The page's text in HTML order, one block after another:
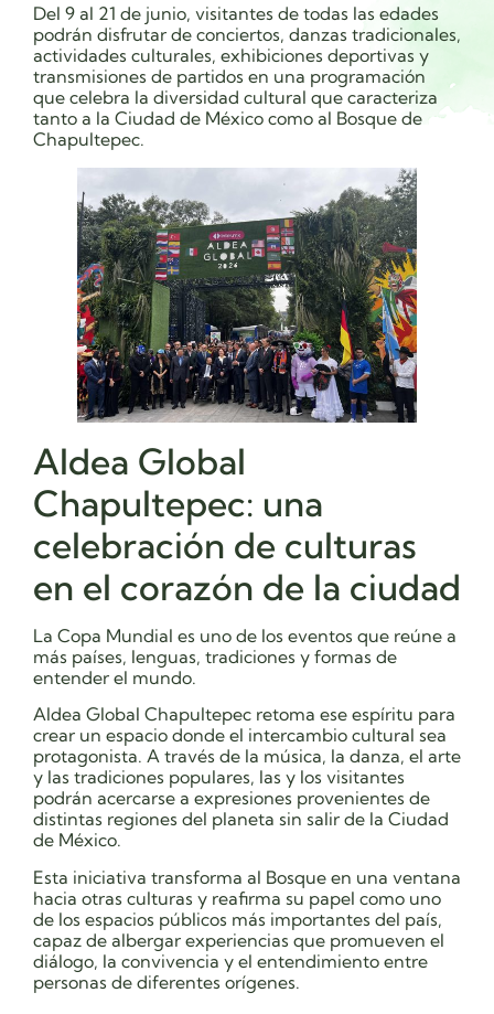
Del 9 al 21 de junio, visitantes de todas las edades
podrán disfrutar de conciertos, danzas tradicionales,
actividades culturales, exhibiciones deportivas y
transmisiones de partidos en una programación
que celebra la diversidad cultural que caracteriza
tanto a la Ciudad de México como al Bosque de
Chapultepec.
Aldea Global
Chapultepec: una
celebración de culturas
en el corazón de la ciudad
La Copa Mundial es uno de los eventos que reúne a
más países, lenguas, tradiciones y formas de
entender el mundo.
Aldea Global Chapultepec retoma ese espíritu para
crear un espacio donde el intercambio cultural sea
protagonista. A través de la música, la danza, el arte
y las tradiciones populares, las y los visitantes
podrán acercarse a expresiones provenientes de
distintas regiones del planeta sin salir de la Ciudad
de México.
Esta iniciativa transforma al Bosque en una ventana
hacia otras culturas y reafirma su papel como uno
de los espacios públicos más importantes del país,
capaz de albergar experiencias que promueven el
diálogo, la convivencia y el entendimiento entre
personas de diferentes orígenes.